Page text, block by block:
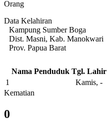
Orang
Data Kelahiran
Kampung Sumber Boga
Dist. Masni, Kab. Manokwari
Prov. Papua Barat
Nama Penduduk Tgl. Lahir
1
Kamis, -
Kematian
0